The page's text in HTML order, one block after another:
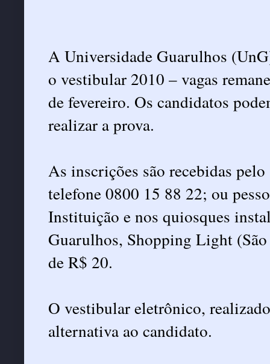
A Universidade Guarulhos
o vestibular 2010 – vagas
de fevereiro. Os candidatos
realizar a prova.
As inscrições são recebidas
telefone 0800 15 88 22; ou
Instituição e nos quiosques
Guarulhos, Shopping Light
de R$ 20.
O vestibular eletrônico,
alternativa ao candidato.